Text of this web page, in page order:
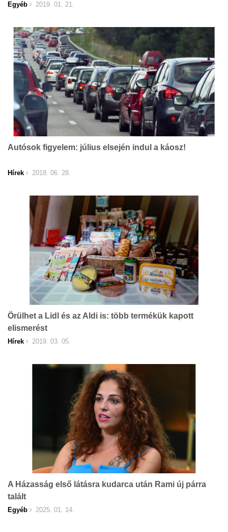
Egyéb 2019. 01. 21.
Autósok figyelem: július elsején indul a káosz!
Hírek 2018. 06. 28.
Örülhet a Lidl és az Aldi is: több termékük kapott
elismerést
Hírek 2019. 03. 05.
A Házasság első látásra kudarca után Rami új párra
talált
Egyéb 2025. 01. 14.